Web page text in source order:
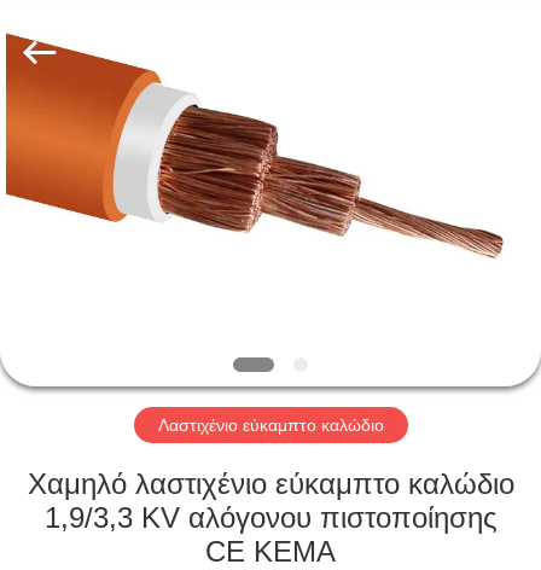
ΠΡΟΪΌΝΤΑ
ΠΕΡΊΠΟΥ
ΕΜΕΊΣ
ΓΎΡΟΣ
ΕΡΓΟΣΤΑΣΊΩΝ
Cable
Co.,
Λαστιχένιο εύκαμπτο καλώδιο
Χαμηλό λαστιχένιο εύκαμπτο καλώδιο
1,9/3,3 KV αλόγονου πιστοποίησης
CE KEMA